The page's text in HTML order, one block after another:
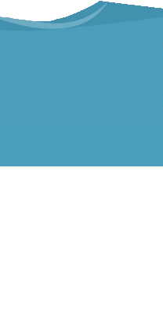
Zum Inhalt springen